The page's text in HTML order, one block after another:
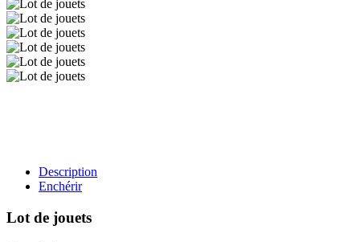
Description
Enchérir
Lot de jouets